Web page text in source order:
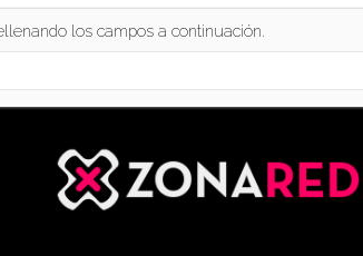
los campos a continuación.